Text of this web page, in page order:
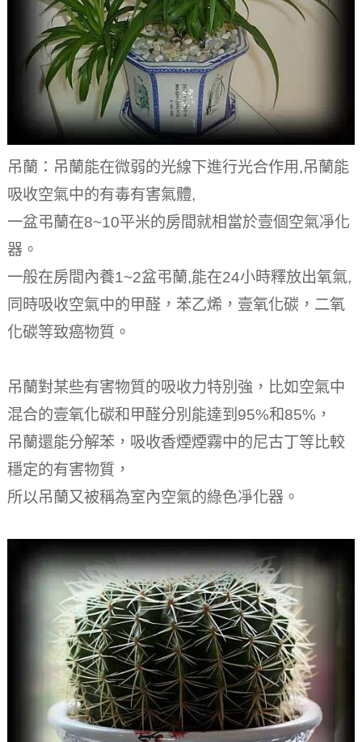
吊蘭：吊蘭能在微弱的光線下進行光合作用,吊蘭能
吸收空氣中的有毒有害氣體,
一盆弔蘭在8~10平米的房間就相當於壹個空氣凈化
器。
一般在房間內養1~2盆弔蘭,能在24小時釋放出氧氣,
同時吸收空氣中的甲醛，苯乙烯，壹氧化碳，二氧
化碳等致癌物質。
吊蘭對某些有害物質的吸收力特別強，比如空氣中
混合的壹氧化碳和甲醛分別能達到95%和85%，
吊蘭還能分解苯，吸收香煙煙霧中的尼古丁等比較
穩定的有害物質，
所以吊蘭又被稱為室內空氣的綠色凈化器。